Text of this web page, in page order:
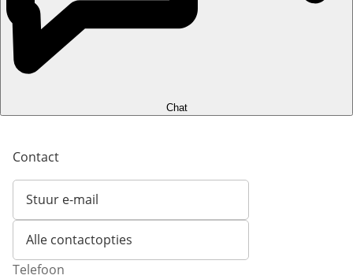
Chat
Contact
Stuur e-mail
Opent e-mailclient
Alle contactopties
Telefoon